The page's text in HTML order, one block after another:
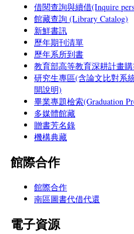
借閱查詢與續借(Inquire
館藏查詢 (Library Catalog)
新鮮書訊
歷年期刊清單
歷年系所到書
教育部高等教育深耕計畫
研究生專區(含論文比對系
開說明)
畢業專題檢索(Graduation
多媒體館藏
贈書芳名錄
機構典藏
館際合作
館際合作
南區圖書代借代還
電子資源